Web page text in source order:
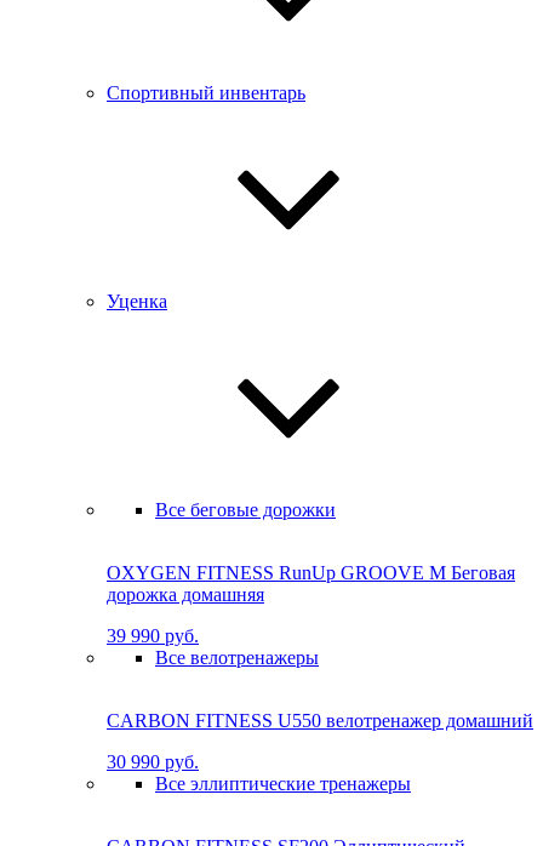
Спортивный инвентарь
Уценка
Все беговые дорожки
OXYGEN FITNESS RunUp GROOVE M Бе­го­вая
до­рож­ка до­маш­няя
39 990 руб.
Все велотренажеры
CARBON FITNESS U550 велотренажер домашний
30 990 руб.
Все эллиптические тренажеры